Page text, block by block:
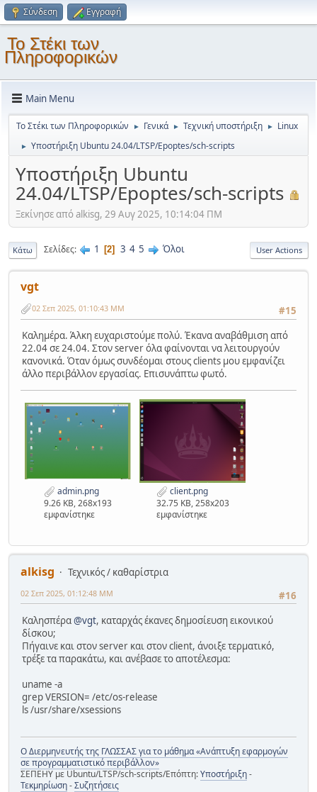
Σύνδεση Εγγραφή
Το Στέκι των
Πληροφορικών
Main Menu
Το Στέκι των Πληροφορικών ► Γενικά ► Τεχνική υποστήριξη ► Linux
► Υποστήριξη Ubuntu 24.04/LTSP/Epoptes/sch-scripts
Υποστήριξη Ubuntu
24.04/LTSP/Epoptes/sch-scripts
Ξεκίνησε από alkisg, 29 Αυγ 2025, 10:14:04 ΠΜ
Κάτω Σελίδες 1 2 3 4 5 Όλοι User Actions
vgt
#15
02 Σεπ 2025, 01:10:43 ΜΜ
Καλημέρα. Άλκη ευχαριστούμε πολύ. Έκανα αναβάθμιση από
22.04 σε 24.04. Στον server όλα φαίνονται να λειτουργούν
κανονικά. Όταν όμως συνδέομαι στους clients μου εμφανίζει
άλλο περιβάλλον εργασίας. Επισυνάπτω φωτό.
admin.png
9.26 KB, 268x193
εμφανίστηκε
client.png
32.75 KB, 258x203
εμφανίστηκε
alkisg
Τεχνικός / καθαρίστρια
#16
02 Σεπ 2025, 01:12:48 ΜΜ
Καλησπέρα@vgt, καταρχάς έκανες δημοσίευση εικονικού
δίσκου;
Πήγαινε και στον server και στον client, άνοιξε τερματικό,
τρέξε τα παρακάτω, και ανέβασε το αποτέλεσμα:
uname -a
grep VERSION= /etc/os-release
ls /usr/share/xsessions
Ο Διερμηνευτής της ΓΛΩΣΣΑΣ για το μάθημα «Ανάπτυξη εφαρμογών
σε προγραμματιστικό περιβάλλον»
ΣΕΠΕΗΥ με Ubuntu/LTSP/sch-scripts/Επόπτη:Υποστήριξη-
Τεκμηρίωση-Συζητήσεις